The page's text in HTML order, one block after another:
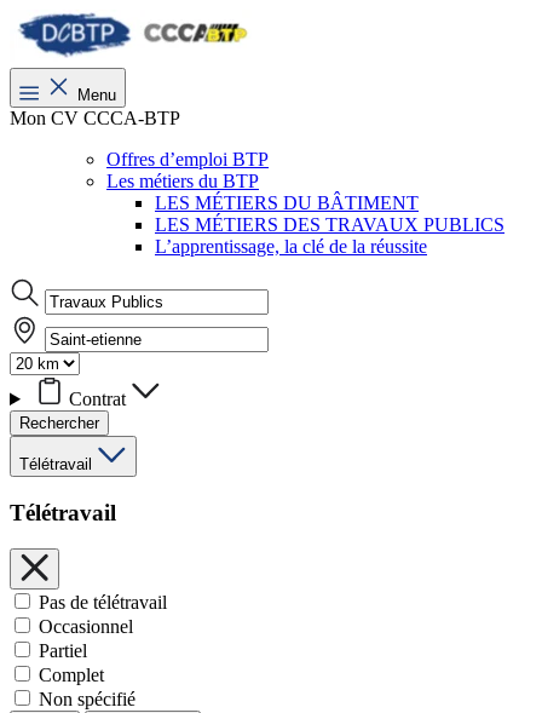
Menu
Mon CV CCCA-BTP
Offres d’emploi BTP
Les métiers du BTP
LES MÉTIERS DU BÂTIMENT
LES MÉTIERS DES TRAVAUX PUBLICS
L’apprentissage, la clé de la réussite
Contrat
Rechercher
Télétravail
Télétravail
Pas de télétravail
Occasionnel
Partiel
Complet
Non spécifié